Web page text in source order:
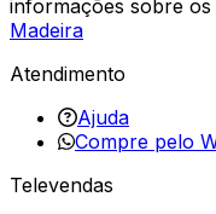
informações sobre
Madeira
Atendimento
Ajuda
Compre pelo
Televendas